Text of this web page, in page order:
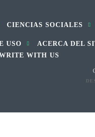
CIENCIAS SOCIALES
USO ACERCA DEL
WITH US